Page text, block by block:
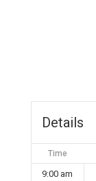
Details
Time
9:00 am